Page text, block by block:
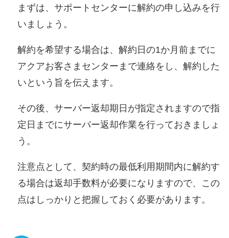
まずは、サポートセンターに解約の申し込みを行
いましょう。
解約を希望する場合は、 解約日の1か月前までに
アクアお客さまセンターまで連絡をし、解約した
いという旨を伝えます。
その後、サーバー返却期日が指定されますので指
定日までにサーバー返却作業を行っておきましょ
う。
注意点として、 契約時の最低利用期間内に解約す
る場合は返却手数料が必要になりますので、この
点はしっかりと把握しておく必要があります。